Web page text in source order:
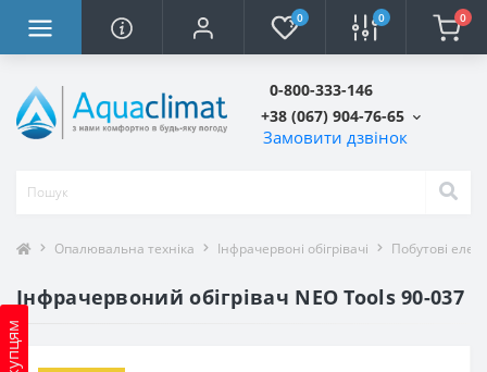
0 0 0
0-800-333-146
+38 (067) 904-76-65
Замовити дзвінок
Опалювальна техніка Інфрачервоні обігрівачі Побутові
Інфрачервоний обігрівач NEO Tools 90-037